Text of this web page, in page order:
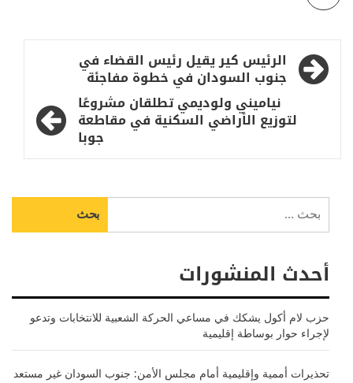
تصفّح
المقالات
الرئيس كير يقيل رئيس القضاء في
جنوب السودان في خطوة مفاجئة
نياميني ولوديمي تطلقان مشروعًا
لتوزيع الأراضي السكنية في مقاطعة
جوبا
عن:
أحدث المنشورات
حزب لام أكول يشكك في مساعي الحركة الشعبية للانتخابات وتدعو
لإجراء حوار بوساطة إقليمية
تحذيرات أممية وإقليمية أمام مجلس الأمن: جنوب السودان غير مستعد